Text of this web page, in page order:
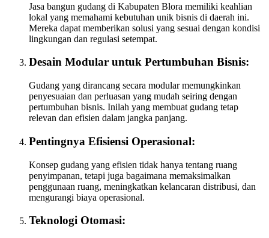
Jasa bangun gudang di Kabupaten Blora memiliki keahlian
lokal yang memahami kebutuhan unik bisnis di daerah ini.
Mereka dapat memberikan solusi yang sesuai dengan kondisi
lingkungan dan regulasi setempat.
Desain Modular untuk Pertumbuhan Bisnis:
Gudang yang dirancang secara modular memungkinkan
penyesuaian dan perluasan yang mudah seiring dengan
pertumbuhan bisnis. Inilah yang membuat gudang tetap
relevan dan efisien dalam jangka panjang.
Pentingnya Efisiensi Operasional:
Konsep gudang yang efisien tidak hanya tentang ruang
penyimpanan, tetapi juga bagaimana memaksimalkan
penggunaan ruang, meningkatkan kelancaran distribusi, dan
mengurangi biaya operasional.
Teknologi Otomasi: